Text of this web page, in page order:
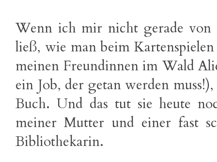
Wenn ich mir nicht gerade
ließ, wie man beim
meinen Freundinnen im Wald
ein Job, der getan werden
Buch. Und das tut sie heute
meiner Mutter und einer fast
Bibliothekarin.